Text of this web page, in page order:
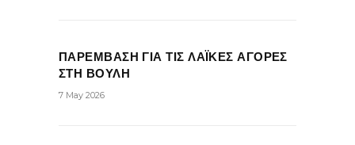
ΠΑΡΕΜΒΑΣΗ ΓΙΑ ΤΙΣ ΛΑΪΚΕΣ ΑΓΟΡΕΣ
ΣΤΗ ΒΟΥΛΗ
7 May 2026